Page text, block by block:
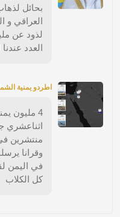
بحائل
العراقي و
لذود عن
العدد
اطردو يمنية
4 مليون
اثناعشري
منتشرين
وقرانا
في اليمن
كل الكلاب